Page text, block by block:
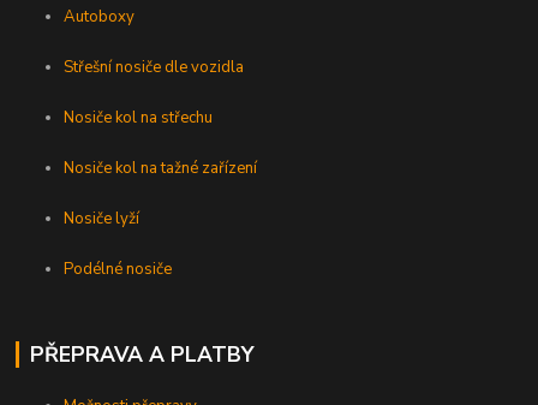
Autoboxy
Střešní nosiče dle vozidla
Nosiče kol na střechu
Nosiče kol na tažné zařízení
Nosiče lyží
Podélné nosiče
PŘEPRAVA A PLATBY